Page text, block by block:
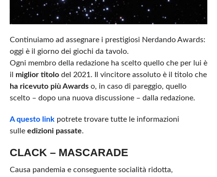
Continuiamo ad assegnare i prestigiosi Nerdando Awards:
oggi è il giorno dei giochi da tavolo.
Ogni membro della redazione ha scelto quello che per lui è
il miglior titolodel 2021. Il vincitore assoluto è il titolo che
ha ricevuto più Awardso, in caso di pareggio, quello
scelto – dopo una nuova discussione – dalla redazione.
A questo linkpotrete trovare tutte le informazioni
sulle edizioni passate.
CLACK – MASCARADE
Causa pandemia e conseguente socialità ridotta,